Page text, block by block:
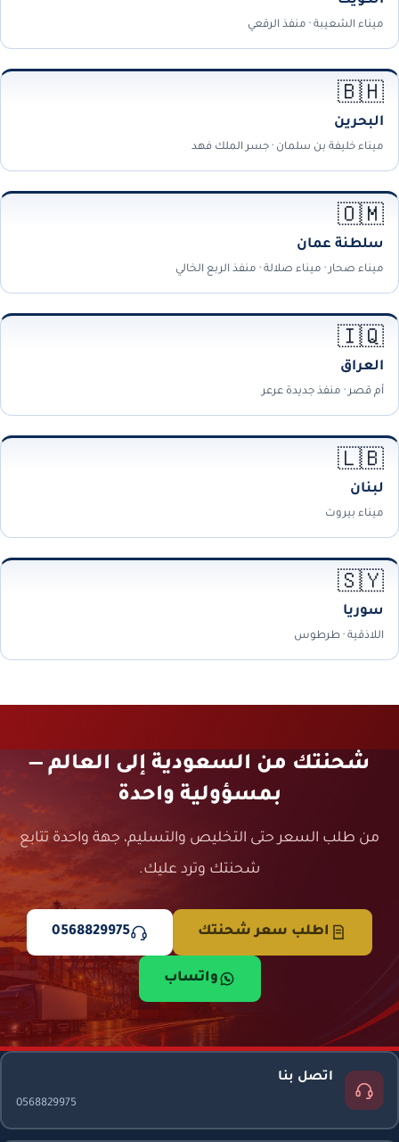
ميناء الشعيبة · منفذ الرقعي
🇧🇭
البحرين
ميناء خليفة بن سلمان · جسر الملك فهد
🇴🇲
سلطنة عمان
ميناء صحار · ميناء صلالة · منفذ الربع الخالي
🇮🇶
العراق
أم قصر · منفذ جديدة عرعر
🇱🇧
لبنان
ميناء بيروت
🇸🇾
سوريا
اللاذقية · طرطوس
شحنتك من السعودية إلى العالم —
بمسؤولية واحدة
من طلب السعر حتى التخليص والتسليم، جهة واحدة تتابع
شحنتك وترد عليك.
اطلب سعر شحنتك 0568829975
واتساب
اتصل بنا
0568829975